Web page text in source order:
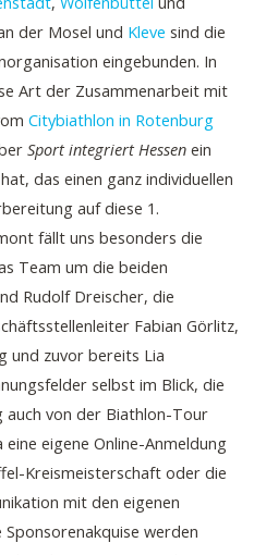
der Mosel und Kleve sind die
eingebunden. In
Art der Zusammenarbeit mit
Citybiathlon in Rotenburg
Sport integriert Hessen ein
das einen ganz individuellen
auf diese 1.
fällt uns besonders die
Team um die beiden
Rudolf Dreischer, die
Fabian Görlitz,
und zuvor bereits Lia
selbst im Blick, die
von der Biathlon-Tour
eigene Online-Anmeldung
Kreismeisterschaft oder die
mit den eigenen
werden